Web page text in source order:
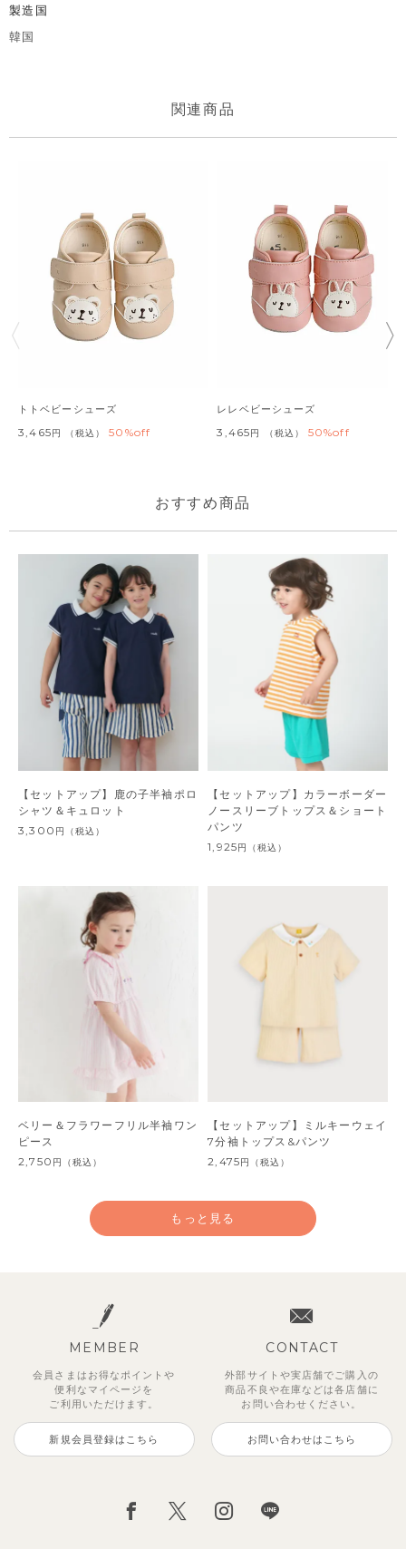
製造国
韓国
トトベビーシューズ
3,465 税込 50%off
レレベビーシューズ
3,465 税込 50%off
おすすめ商品
【セットアップ】鹿の子半袖ポロ
シャツ＆キュロット
3,300 円 （税込）
【セットアップ】カラーボーダー
ノースリーブトップス＆ショート
パンツ
1,925円 （税込）
ベリー＆フラワーフリル半袖ワン
ピース
2,750 円 （税込）
【セットアップ】ミルキーウェイ
7分袖トップス&パンツ
2,475円 （税込）
ンツ
ンツ
ンツ
もっと見る
MEMBER
会員さまはお得なポイントや
便利な マイページを
ご利用いただけます。
新規会員登録はこちら
CONTACT
外部サイトや実店舗でご購入の
商品不良や在庫などは各店舗に
お問い合わせください。
お問い合わせはこちら